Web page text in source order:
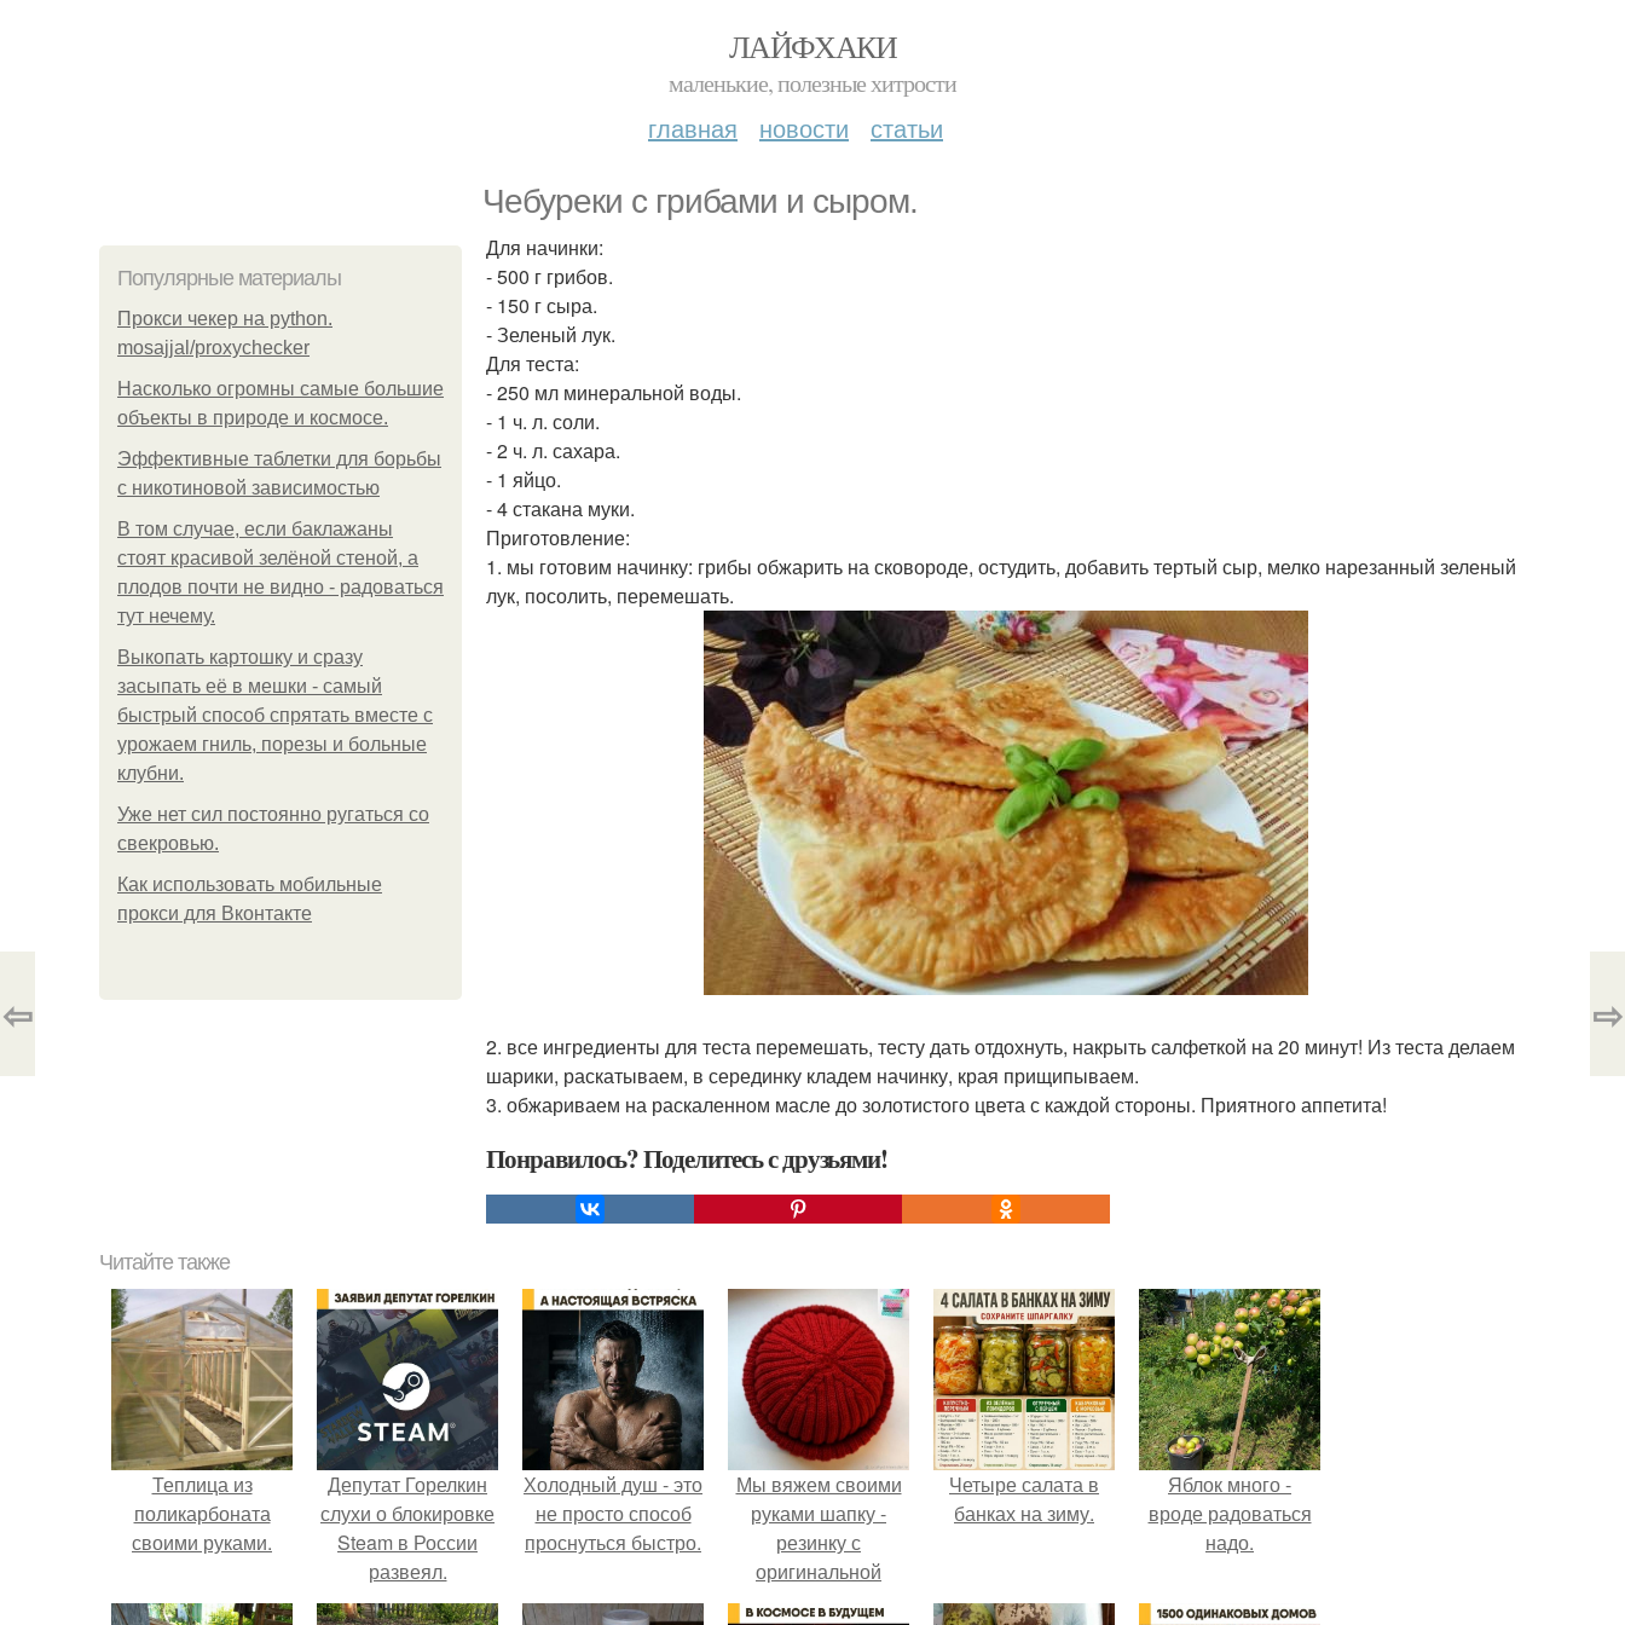
ЛАЙФХАКИ
маленькие, полезные хитрости
главная новости статьи
Чебуреки с грибами и сыром.
Популярные материалы
Прокси чекер на python.
mosajjal/proxychecker
Насколько огромны самые большие
объекты в природе и космосе.
Эффективные таблетки для борьбы
с никотиновой зависимостью
В том случае, если баклажаны
стоят красивой зелёной стеной, а
плодов почти не видно - радоваться
тут нечему.
Выкопать картошку и сразу
засыпать её в мешки - самый
быстрый способ спрятать вместе с
урожаем гниль, порезы и больные
клубни.
Уже нет сил постоянно ругаться со
свекровью.
Как использовать мобильные
прокси для Вконтакте
Для начинки:
- 500 г грибов.
- 150 г сыра.
- Зеленый лук.
Для теста:
- 250 мл минеральной воды.
- 1 ч. л. соли.
- 2 ч. л. сахара.
- 1 яйцо.
- 4 стакана муки.
Приготовление:
1. мы готовим начинку: грибы обжарить на сковороде, остудить, добавить тертый сыр, мелко нарезанный зеленый
лук, посолить, перемешать.
2. все ингредиенты для теста перемешать, тесту дать отдохнуть, накрыть салфеткой на 20 минут! Из теста делаем
шарики, раскатываем, в серединку кладем начинку, края прищипываем.
3. обжариваем на раскаленном масле до золотистого цвета с каждой стороны. Приятного аппетита!
Понравилось? Поделитесь с друзьями!
⇦ ⇨
Читайте также
Теплица из
поликарбоната
своими руками.
Депутат Горелкин
слухи о блокировке
Steam в России
развеял.
Холодный душ - это
не просто способ
проснуться быстро.
Мы вяжем своими
руками шапку -
резинку с
оригинальной
макушкой.
Четыре салата в
банках на зиму.
Яблок много -
вроде радоваться
надо.